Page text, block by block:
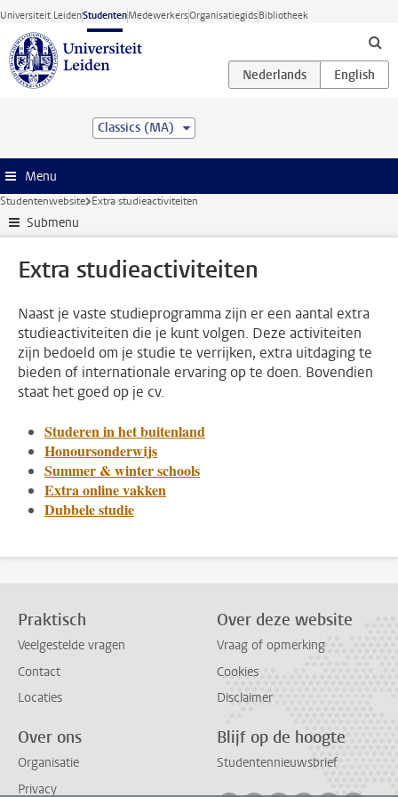
Ga direct naar de inhoud
Universiteit LeidenStudentenMedewerkersOrganisatiegidsBibliotheek
Classics (MA)
Menu
Studentenwebsite Extra studieactiviteiten
Submenu
Extra studieactiviteiten
Naast je vaste studieprogramma zijn er een aantal extra
studieactiviteiten die je kunt volgen. Deze activiteiten
zijn bedoeld om je studie te verrijken, extra uitdaging te
bieden of internationale ervaring op te doen. Bovendien
staat het goed op je cv.
Studeren in het buitenland
Honoursonderwijs
Summer & winter schools
Extra online vakken
Dubbele studie
Praktisch
Veelgestelde vragen
Contact
Locaties
Over deze website
Vraag of opmerking
Cookies
Disclaimer
Over ons
Organisatie
Privacy
Blijf op de hoogte
Studentennieuwsbrief